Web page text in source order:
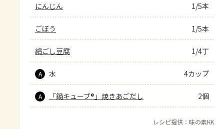
にんじん 1/5本
ごぼう 1/5本
絹ごし豆腐 1/4丁
A 水 4カップ
A 「鍋キューブ®」焼きあごだし 2個
レシピ提供：味の素KK